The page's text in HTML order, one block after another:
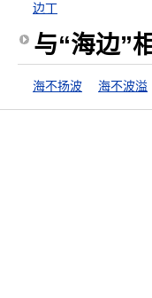
边丁
与“海边”
海不扬波 海不波溢